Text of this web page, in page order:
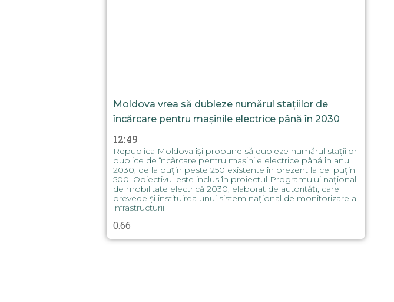
Moldova vrea să dubleze numărul stațiilor de
încărcare pentru mașinile electrice până în 2030
12:49
Republica Moldova își propune să dubleze numărul stațiilor
publice de încărcare pentru mașinile electrice până în anul
2030, de la puțin peste 250 existente în prezent la cel puțin
500. Obiectivul este inclus în proiectul Programului național
de mobilitate electrică 2030, elaborat de autorități, care
prevede și instituirea unui sistem național de monitorizare a
infrastructurii